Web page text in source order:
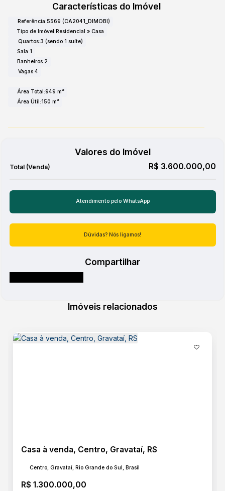
Características do Imóvel
Referência:5569 (CA2041_DIMOBI)
Tipo de Imóvel:Residencial » Casa
Quartos:3 (sendo 1 suíte)
Sala:1
Banheiros:2
Vagas:4
Área Total:949 m²
Área Útil:150 m²
Valores do Imóvel
R$ 3.600.000,00
Dúvidas? Nós ligamos!
Compartilhar
Imóveis relacionados
Casa à venda, Centro, Gravataí, RS
R$ 1.300.000,00
Centro, Gravataí, Rio Grande do Sul, Brasil